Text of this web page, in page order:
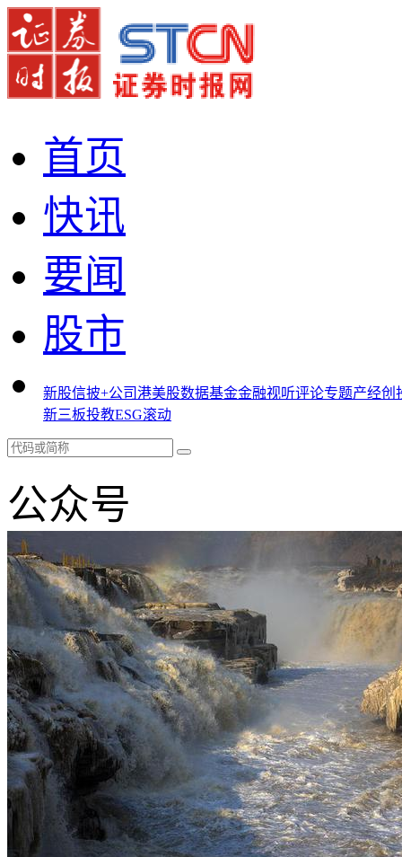
首页
快讯
要闻
股市
新股信披+公司港美股数据基金金融视听评论专题产经创
新三板投教ESG滚动
公众号